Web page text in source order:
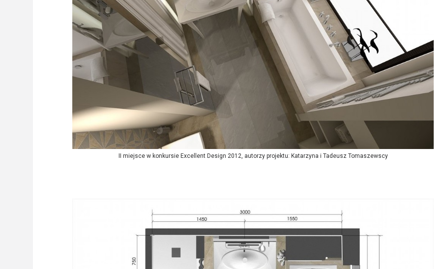
II miejsce w konkursie Excellent Design 2012, autorzy projektu: Katarzyna i Tadeusz Tomaszewscy